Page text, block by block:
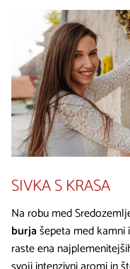
SIVKA S KRASA
Na robu med
burjašepeta med kamni
raste ena